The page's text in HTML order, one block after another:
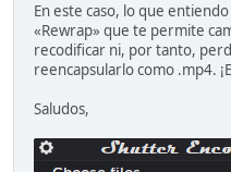
En este caso, lo que
«Rewrap» que te permite
recodificar ni, por tanto,
reencapsularlo como .mp4.
Saludos,